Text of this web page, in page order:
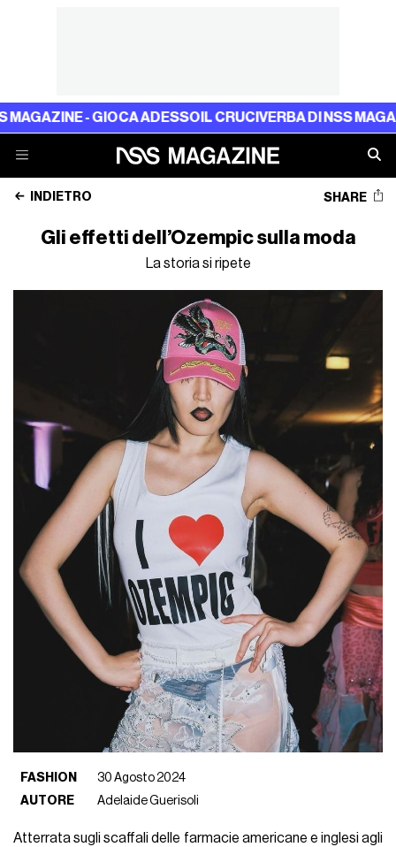
- GIOCA ADESSOIL CRUCIVERBA DI NSS MAGAZINE -
INDIETRO SHARE
Gli effetti dell’Ozempic sulla moda
La storia si ripete
FASHION
30 Agosto 2024
AUTORE
Adelaide Guerisoli
Atterrata sugli scaffali delle farmacie americane e inglesi agli